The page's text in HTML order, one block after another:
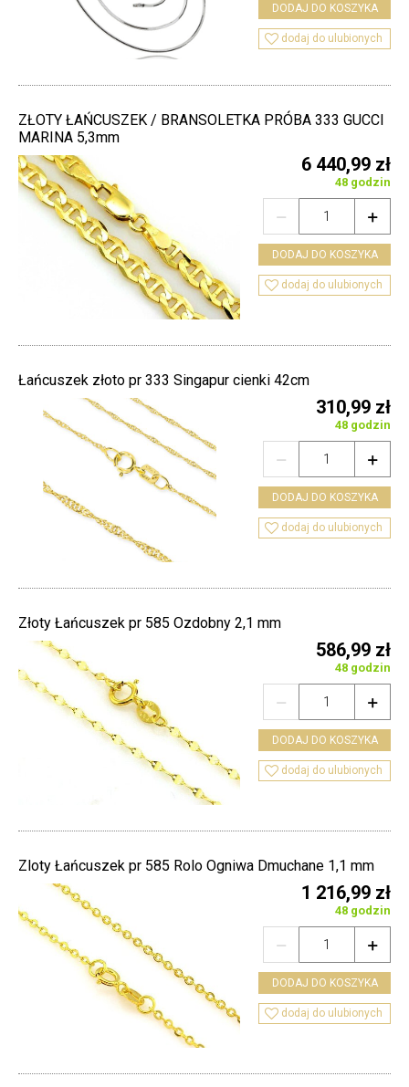
DODAJ DO KOSZYKA
 dodaj do ulubionych
ZŁOTY ŁAŃCUSZEK / BRANSOLETKA PRÓBA 333 GUCCI
MARINA 5,3mm
6 440,99 zł
48 godzin


DODAJ DO KOSZYKA
 dodaj do ulubionych
Łańcuszek złoto pr 333 Singapur cienki 42cm
310,99 zł
48 godzin


DODAJ DO KOSZYKA
 dodaj do ulubionych
Złoty Łańcuszek pr 585 Ozdobny 2,1 mm
586,99 zł
48 godzin


DODAJ DO KOSZYKA
 dodaj do ulubionych
Zloty Łańcuszek pr 585 Rolo Ogniwa Dmuchane 1,1 mm
1 216,99 zł
48 godzin


DODAJ DO KOSZYKA
 dodaj do ulubionych